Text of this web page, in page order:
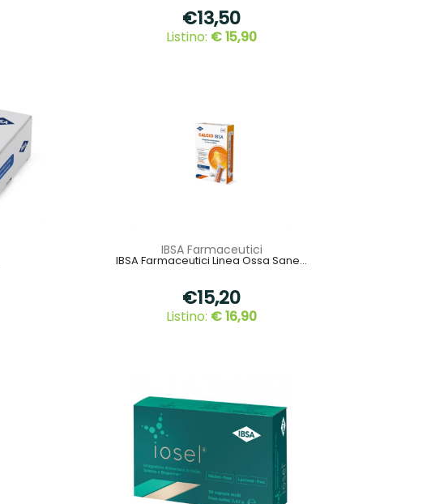
€13,50
Listino: € 15,90
IBSA Farmaceutici
IBSA Farmaceutici Linea Ossa Sane...
€15,20
Listino: € 16,90